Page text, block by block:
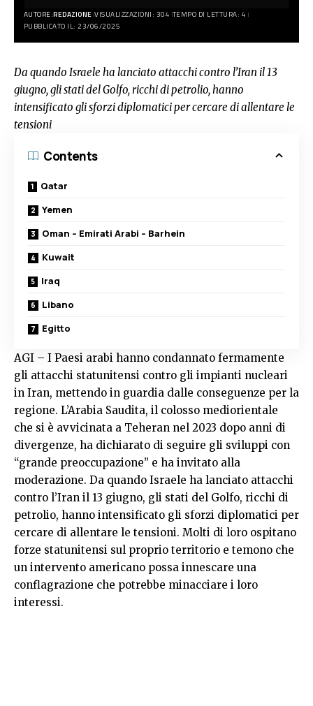
AUTORE:REDAZIONE VISUALIZZAZIONI: 304 TEMPO DI LETTURA: 4
PUBBLICATO IL: 23/06/2025
Da quando Israele ha lanciato attacchi contro l’Iran il 13
giugno, gli stati del Golfo, ricchi di petrolio, hanno
intensificato gli sforzi diplomatici per cercare di allentare le
tensioni
Contents
Qatar
Yemen
Oman – Emirati Arabi – Barhein
Kuwait
Iraq
Libano
Egitto
AGI – I Paesi arabi hanno condannato fermamente
gli attacchi statunitensi contro gli impianti nucleari
in Iran, mettendo in guardia dalle conseguenze per la
regione. L’Arabia Saudita, il colosso mediorientale
che si è avvicinata a Teheran nel 2023 dopo anni di
divergenze, ha dichiarato di seguire gli sviluppi con
“grande preoccupazione” e ha invitato alla
moderazione. Da quando Israele ha lanciato attacchi
contro l’Iran il 13 giugno, gli stati del Golfo, ricchi di
petrolio, hanno intensificato gli sforzi diplomatici per
cercare di allentare le tensioni. Molti di loro ospitano
forze statunitensi sul proprio territorio e temono che
un intervento americano possa innescare una
conflagrazione che potrebbe minacciare i loro
interessi.